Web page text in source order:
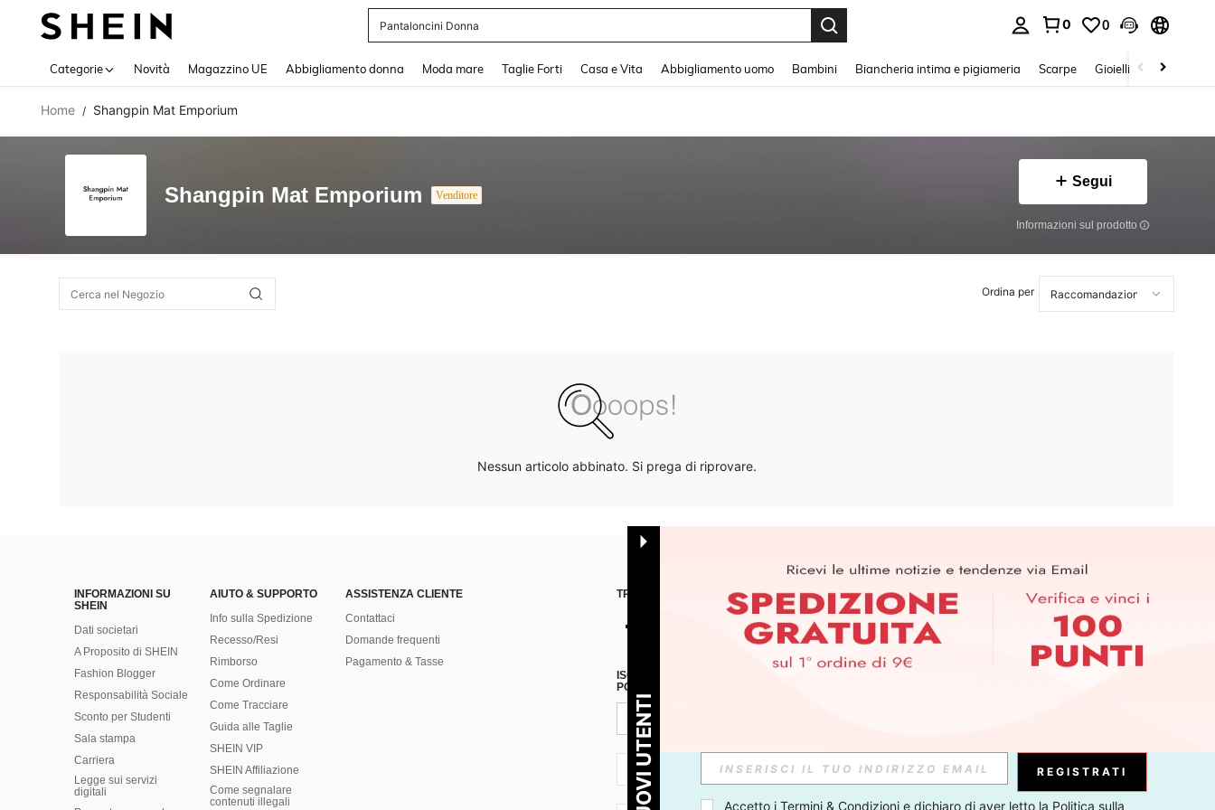
Pantaloncini Donna
0 0
Categorie Novità Magazzino UE Abbigliamento donna Moda mare Taglie Forti Casa e Vita Abbigliamento uomo Bambini Biancheria intima e pigiameria Scarpe Gioielli E Accessori
Home / Shangpin Mat Emporium
Shangpin Mat Emporium Venditore
Segui
Informazioni sul prodotto
Ordina per
Nessun articolo abbinato. Si prega di riprovare.
INFORMAZIONI SU
SHEIN
Dati societari
A Proposito di SHEIN
Fashion Blogger
Responsabilità Sociale
Sconto per Studenti
Sala stampa
Carriera
Legge sui servizi
digitali
AIUTO & SUPPORTO
Info sulla Spedizione
Recesso/Resi
Rimborso
Come Ordinare
Come Tracciare
Guida alle Taglie
SHEIN VIP
SHEIN Affiliazione
Come segnalare
contenuti illegali
ASSISTENZA CLIENTE
Contattaci
Domande frequenti
Pagamento & Tasse
TROVACI SU APP
ISCRIVITI ALLA NOSTRA NEWSLETTER PER SCOPRIRE LE ULTIME TENDENZE IN ANTEPRIMA! (È
POSSIBILE ANNULLARE LA SOTTOSCRIZIONE IN QUALSIASI MOMENTO).
IT + 39 Abbonati
REGISTRATI
Accetto i Termini & Condizioni e dichiaro di aver letto la Politica sulla